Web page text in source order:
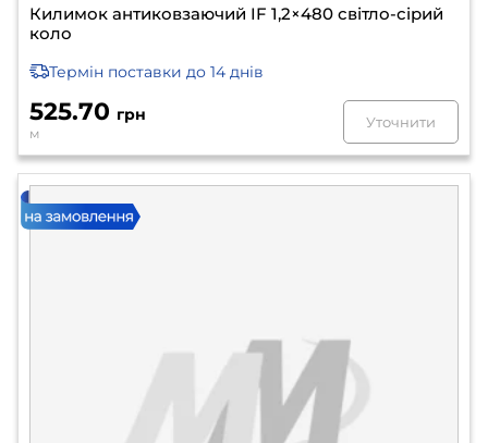
Килимок антиковзаючий IF 1,2×480 світло-сірий
коло
Термін поставки до 14 днів
525.70 грн
м
Уточнити